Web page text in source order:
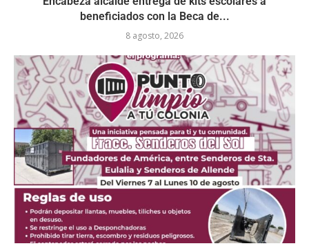
beneficiados con la Beca de...
8 agosto, 2026